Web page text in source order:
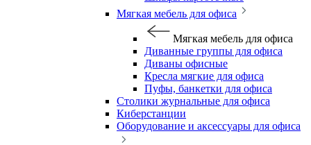
Мягкая мебель для офиса
Мягкая мебель для офиса
Диванные группы для офиса
Диваны офисные
Кресла мягкие для офиса
Пуфы, банкетки для офиса
Столики журнальные для офиса
Киберстанции
Оборудование и аксессуары для офиса